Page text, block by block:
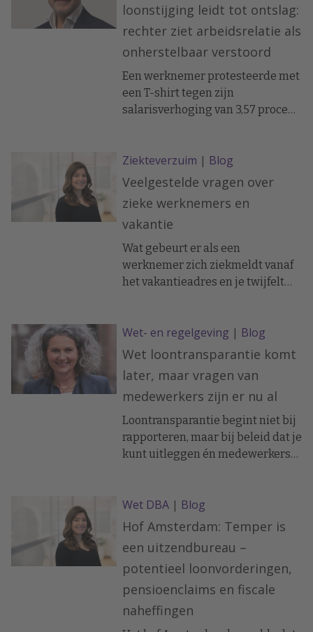
loonstijging leidt tot ontslag:
rechter ziet arbeidsrelatie als
onherstelbaar verstoord
Een werknemer protesteerde met
een T-shirt tegen zijn
salarisverhoging van 3,57 procent
kantonrechter leidde niet het
protest zelf, maar zijn
aanhoudende gedrag tot een
onherstelbaar verstoorde
arbeidsrelatie.
Ziekteverzuim | Blog
Veelgestelde vragen over
zieke werknemers en
vakantie
Wat gebeurt er als een
werknemer zich ziekmeldt vanaf
het vakantieadres en je twijfelt
gewoon op vakantie? De meest
gestelde vragen over vakantie en
ziekte kort toegelicht.
Wet- en regelgeving | Blog
Wet loontransparantie komt
later, maar vragen van
medewerkers zijn er nu al
Loontransparantie begint niet bij
rapporteren, maar bij beleid dat je
kunt uitleggen én medewerkers
verhaal krijgen, leidt
transparantie tot twijfel en onrust,
voorziet oud NVP-voorzitter Irene
Oerlemans.
Wet DBA | Blog
Hof Amsterdam: Temper is
een uitzendbureau –
potentieel loonvorderingen,
pensioenclaims en fiscale
naheffingen